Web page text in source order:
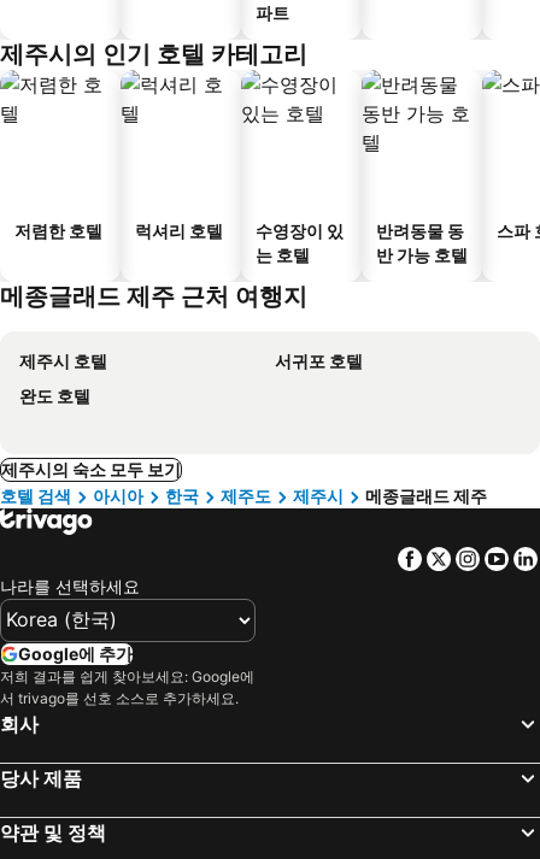
파트
제주시의 인기 호텔 카테고리
저렴한 호텔 럭셔리 호텔
수영장이 있
는 호텔
반려동물 동
반 가능 호텔
스파
메종글래드 제주 근처 여행지
제주시 호텔
서귀포 호텔
완도 호텔
제주시의 숙소 모두 보기
호텔 검색
아시아 한국 제주도 제주시 메종글래드 제주
Facebook
Twitter
나라를 선택하세요
Google에 추가
저희 결과를 쉽게 찾아보세요: Google에
서 trivago를 선호 소스로 추가하세요.
회사
당사 제품
약관 및 정책